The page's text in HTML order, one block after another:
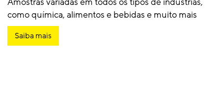
como química, alimentos e bebidas e muito mais
Saiba mais